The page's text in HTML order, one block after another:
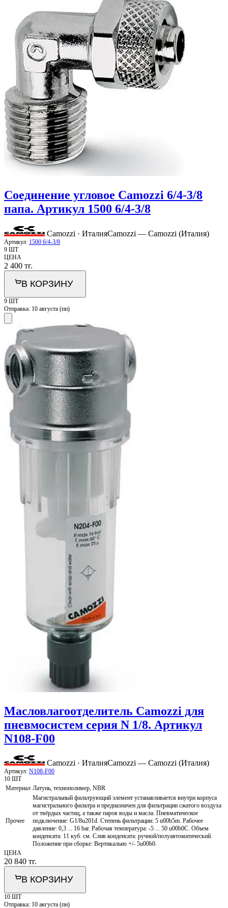
Соединение угловое Camozzi 6/4-3/8
папа. Артикул 1500 6/4-3/8
Camozzi · ИталияCamozzi — Camozzi (Италия)
Артикул: 1500 6/4-3/8
9 ШТ
ЦЕНА
2 400 тг.
В КОРЗИНУ
9 ШТ
Отправка: 10 августа (пн)
Масловлагоотделитель Camozzi для
пневмосистем серия N 1/8. Артикул
N108-F00
Camozzi · ИталияCamozzi — Camozzi (Италия)
Артикул: N108-F00
10 ШТ
Материал Латунь, технополимер, NBR
Прочее
Магистральный фильтрующий элемент устанавливается внутри корпуса
магистрального фильтра и предназначен для фильтрации сжатого воздуха
от твёрдых частиц, а также паров воды и масла. Пневматическое
подключение: G1/8u201d. Степень фильтрации: 5 u00b5m. Рабочее
давление: 0,3 ... 16 bar. Рабочая температура: -5 ... 50 u00b0C. Объем
конденсата: 11 куб. см. Слив конденсата: ручной/полуавтоматический.
Положение при сборке: Вертикально +/- 5u00b0.
ЦЕНА
20 840 тг.
В КОРЗИНУ
10 ШТ
Отправка: 10 августа (пн)